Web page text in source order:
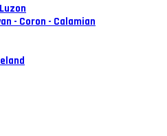
- Coron - Calamian